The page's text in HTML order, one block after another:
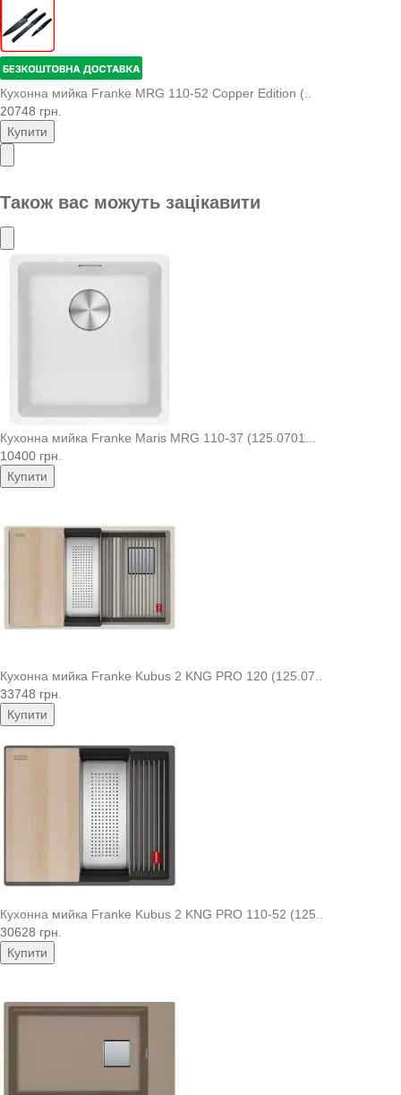
Кухонна мийка Franke MRG 110-52 Copper Edition (..
20748 грн.
Купити
Також вас можуть зацікавити
Кухонна мийка Franke Maris MRG 110-37 (125.0701...
10400 грн.
Купити
Кухонна мийка Franke Kubus 2 KNG PRO 120 (125.07..
33748 грн.
Купити
Кухонна мийка Franke Kubus 2 KNG PRO 110-52 (125..
30628 грн.
Купити